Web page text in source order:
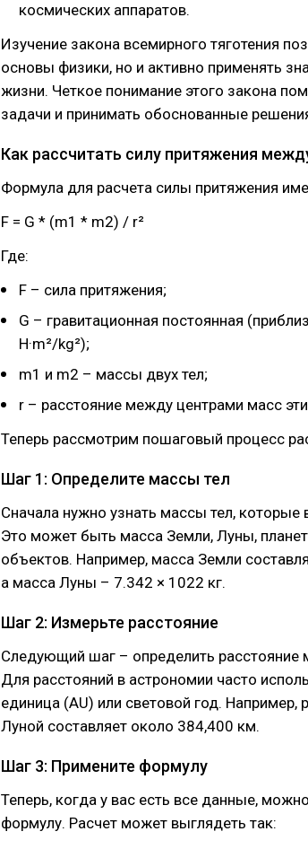
космических аппаратов.
Изучение закона всемирного тяготения
основы физики, но и активно применять
жизни. Четкое понимание этого закона
задачи и принимать обоснованные
Как рассчитать силу притяжения
Формула для расчета силы притяжения
F = G * (m1 * m2) / r²
Где:
F – сила притяжения;
G – гравитационная постоянная
Н·m²/kg²);
m1 и m2 – массы двух тел;
r – расстояние между центрами масс
Теперь рассмотрим пошаговый процесс
Шаг 1: Определите массы тел
Сначала нужно узнать массы тел, которые
Это может быть масса Земли, Луны,
объектов. Например, масса Земли
а масса Луны – 7.342 × 1022 кг.
Шаг 2: Измерьте расстояние
Следующий шаг – определить расстояние
Для расстояний в астрономии часто
единица (AU) или световой год.
Луной составляет около 384,400 км.
Шаг 3: Примените формулу
Теперь, когда у вас есть все данные,
формулу. Расчет может выглядеть так: